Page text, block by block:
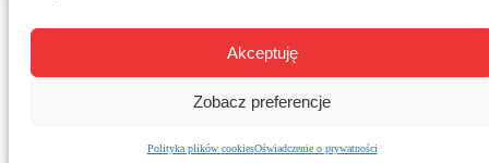
Akceptuję
Zobacz preferencje
Polityka plików cookiesOświadczenie o prywatności